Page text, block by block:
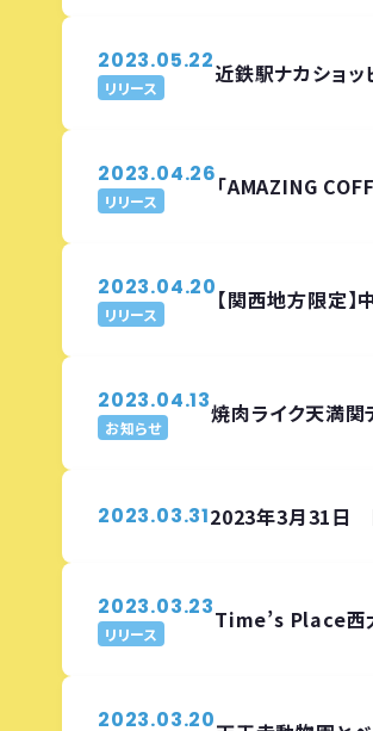
2023.05.22
リリース 近鉄駅ナカショッ
2023.04.26
リリース 「AMAZING
2023.04.20
リリース 【関西地方限定
2023.04.13
お知らせ 焼肉ライク天満
2023.03.312023年3月31日
2023.03.23
リリース Time’s Place西
2023.03.20